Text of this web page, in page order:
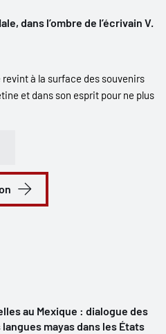
dans l’ombre de l’écrivain V.
à la surface des souvenirs
et dans son esprit pour ne plus
au Mexique : dialogue des
mayas dans les États